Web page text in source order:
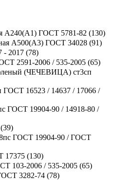
А240(А1) ГОСТ 5781-82 (130)
А500(А3) ГОСТ 34028 (91)
- 2017 (78)
2591-2006 / 535-2005 (65)
(ЧЕЧЕВИЦА) ст3сп
ГОСТ 16523 / 14637 / 17066 /
ГОСТ 19904-90 / 14918-80 /
39)
ГОСТ 19904-90 / ГОСТ
17375 (130)
103-2006 / 535-2005 (65)
3282-74 (78)